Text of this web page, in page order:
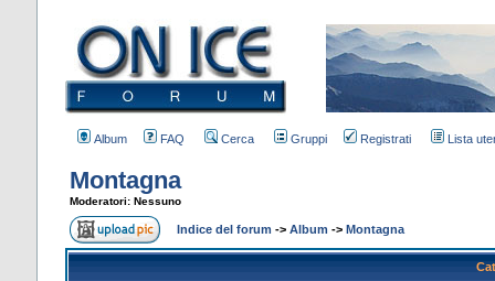
Album FAQ Cerca Gruppi Registrati Lista
Montagna
Moderatori: Nessuno
Indice del forum -> Album -> Montagna